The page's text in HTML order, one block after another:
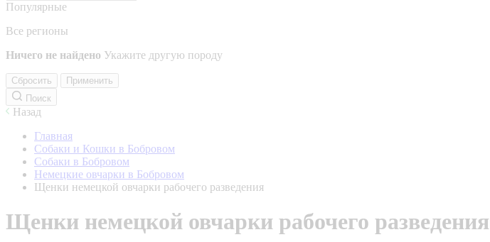
Популярные
Все регионы
Ничего не найдено Укажите другую породу
Сбросить
Применить
Поиск
Назад
Главная
Собаки и Кошки в Бобровом
Собаки в Бобровом
Немецкие овчарки в Бобровом
Щенки немецкой овчарки рабочего разведения
Щенки немецкой овчарки рабочего разведения